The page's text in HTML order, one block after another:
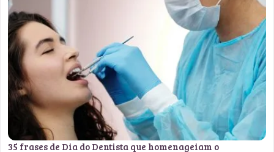
35 frases de Dia do Dentista que homenageiam o